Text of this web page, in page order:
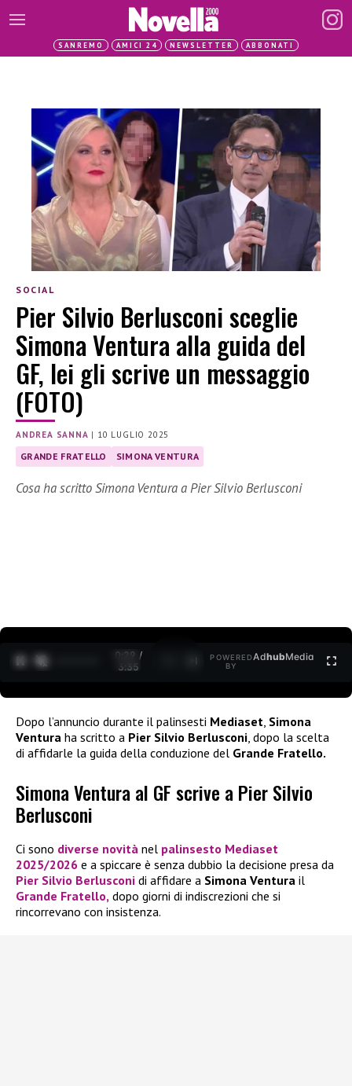
SANREMO AMICI 24 NEWSLETTER ABBONATI
SOCIAL
Pier Silvio Berlusconi sceglie
Simona Ventura alla guida del
GF, lei gli scrive un messaggio
(FOTO)
ANDREA SANNA | 10 LUGLIO 2025
GRANDE FRATELLO SIMONA VENTURA
Cosa ha scritto Simona Ventura a Pier Silvio Berlusconi
0:30 /
3:35
POWERED
BY
AdhubMedia
Dopo l’annuncio durante il palinsesti Mediaset Simona
Ventura ha scritto a Pier Silvio Berlusconi , dopo la scelta
di affidarle la guida della conduzione del Grande Fratello.
Simona Ventura al GF scrive a Pier Silvio
Berlusconi
Ci sono diverse novità nel palinsesto Mediaset
2025/2026 e a spiccare è senza dubbio la decisione presa da
Pier Silvio Berlusconi di affidare a Simona Ventura il
Grande Fratello, dopo giorni di indiscrezioni che si
rincorrevano con insistenza.